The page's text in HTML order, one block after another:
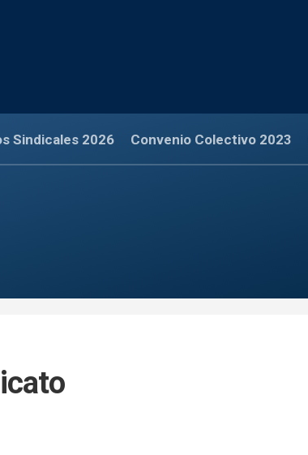
Sindicales 2026 Convenio Colectivo 2023